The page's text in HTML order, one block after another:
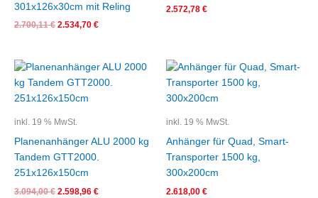
301x126x30cm mit Reling
2.700,11€ 2.534,70 €
2.572,78 €
inkl. 19 % MwSt.
Planenanhänger ALU 2000 kg
Tandem GTT2000.
251x126x150cm
3.094,00€
Ursprünglicher
war:
3.094,00 €
2.598,96 €
Aktueller
ist:
inkl. 19 % MwSt.
Anhänger für Quad, Smart-
Transporter 1500 kg,
300x200cm
2.618,00 €